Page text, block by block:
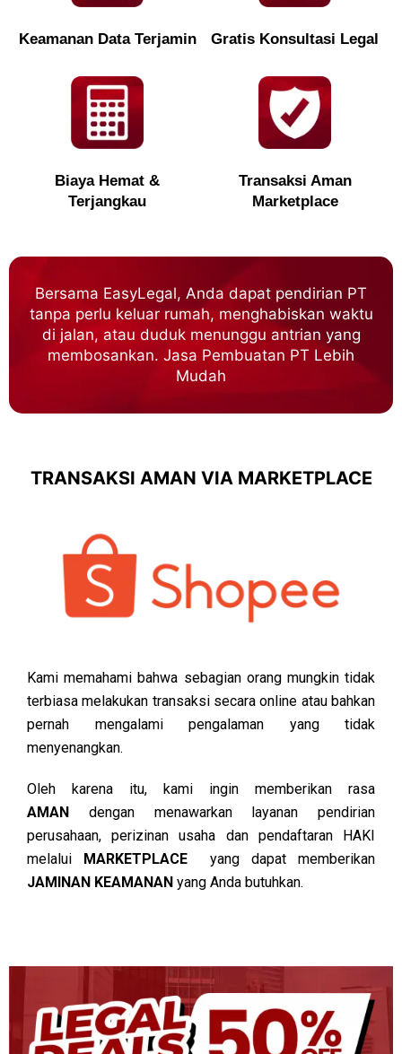
Keamanan Data Terjamin Gratis Konsultasi Legal
Biaya Hemat &
Terjangkau
Transaksi Aman
Marketplace
Bersama EasyLegal, Anda dapat pendirian PT
tanpa perlu keluar rumah, menghabiskan waktu
di jalan, atau duduk menunggu antrian yang
membosankan. Jasa Pembuatan PT Lebih
Mudah
TRANSAKSI AMAN VIA MARKETPLACE
Kami memahami bahwa sebagian orang mungkin tidak
terbiasa melakukan transaksi secara online atau bahkan
pernah mengalami pengalaman yang tidak
menyenangkan.
Oleh karena itu, kami ingin memberikan rasa
AMAN dengan menawarkan layanan pendirian
perusahaan, perizinan usaha dan pendaftaran HAKI
melalui MARKETPLACEyang dapat memberikan
JAMINAN KEAMANAN yang Anda butuhkan.